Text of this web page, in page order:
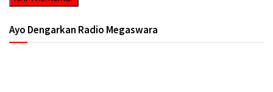
Ayo Dengarkan Radio Megaswara